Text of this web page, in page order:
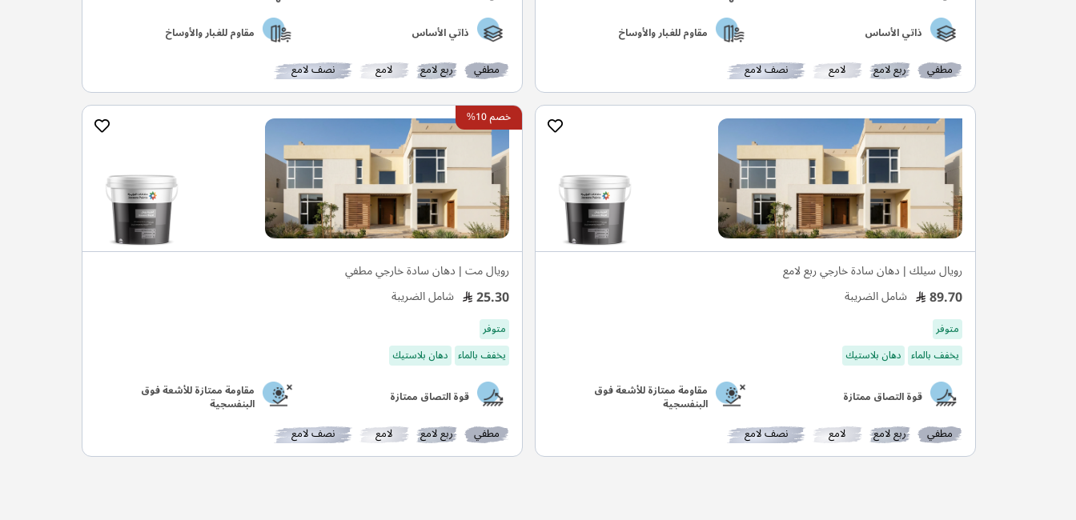
ذاتي الأساس مقاوم للغبار والأوساخ
مطفي ربع لامع لامع نصف لامع
ذاتي الأساس مقاوم للغبار والأوساخ
مطفي ربع لامع لامع نصف لامع
رويال سيلك | دهان سادة خارجي ربع لامع
89.70 شامل الضريبة
متوفر
يخفف بالماء دهان بلاستيك
قوة التصاق ممتازة مقاومة ممتازة للأشعة فوق
البنفسجية
مطفي ربع لامع لامع نصف لامع
خصم 10%
رويال مت | دهان سادة خارجي مطفي
25.30 شامل الضريبة
متوفر
يخفف بالماء دهان بلاستيك
قوة التصاق ممتازة مقاومة ممتازة للأشعة فوق
البنفسجية
مطفي ربع لامع لامع نصف لامع